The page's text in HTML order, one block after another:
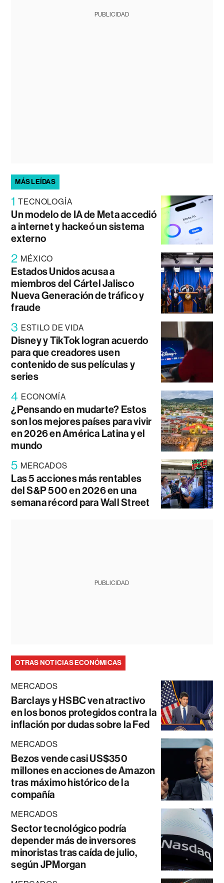
PUBLICIDAD
MÁS LEÍDAS
1 TECNOLOGÍA
Un modelo de IA de Meta accedió
a internet y hackeó un sistema
externo
2 MÉXICO
Estados Unidos acusa a
miembros del Cártel Jalisco
Nueva Generación de tráfico y
fraude
3 ESTILO DE VIDA
Disney y TikTok logran acuerdo
para que creadores usen
contenido de sus películas y
series
4 ECONOMÍA
¿Pensando en mudarte? Estos
son los mejores países para vivir
en 2026 en América Latina y el
mundo
5 MERCADOS
Las 5 acciones más rentables
del S&P 500 en 2026 en una
semana récord para Wall Street
PUBLICIDAD
OTRAS NOTICIAS ECONÓMICAS
MERCADOS
Barclays y HSBC ven atractivo
en los bonos protegidos contra la
inflación por dudas sobre la Fed
MERCADOS
Bezos vende casi US$350
millones en acciones de Amazon
tras máximo histórico de la
compañía
MERCADOS
Sector tecnológico podría
depender más de inversores
minoristas tras caída de julio,
según JPMorgan